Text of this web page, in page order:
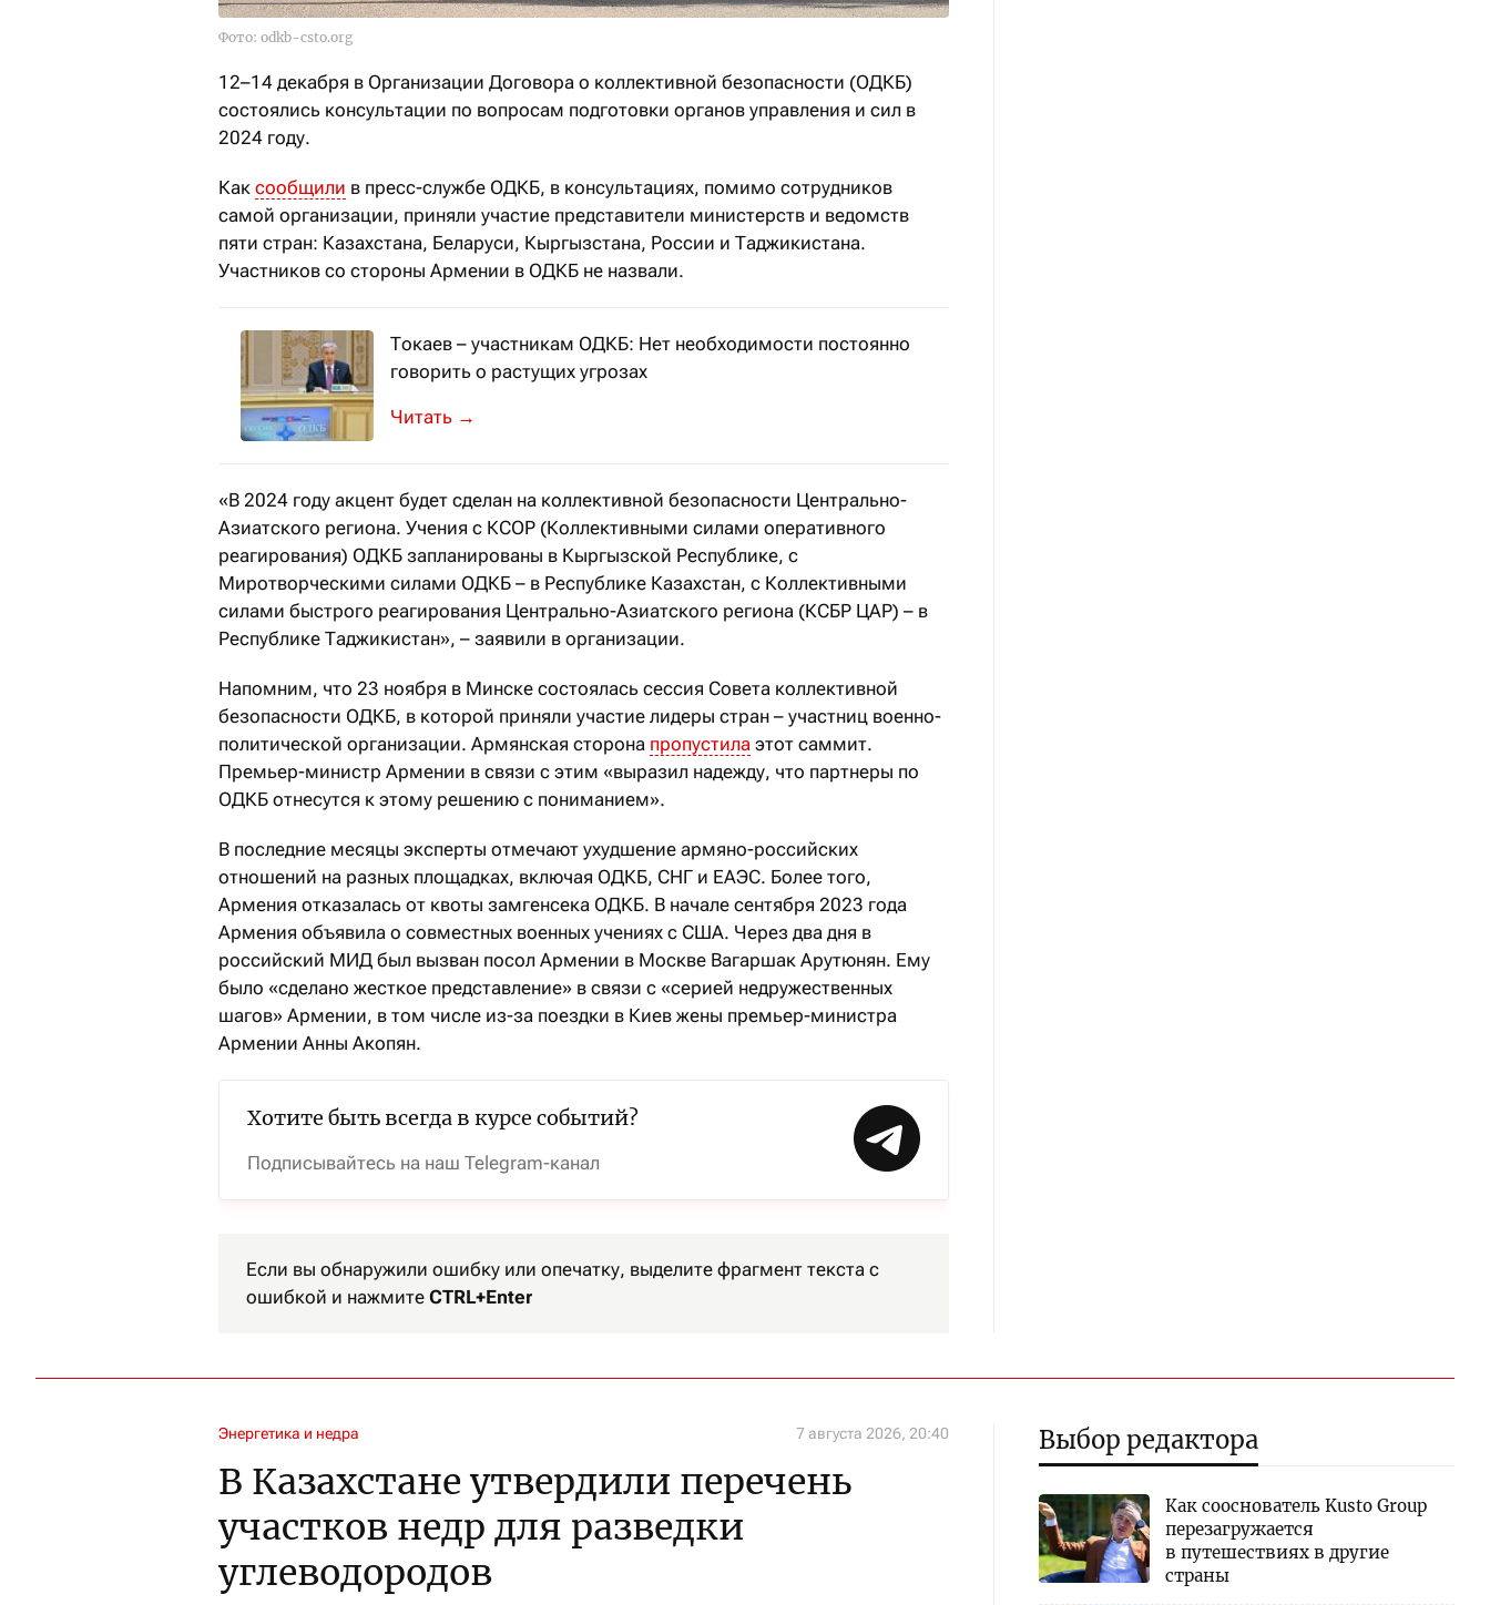
Фото: odkb-csto.org
12–14 декабря в Организации Договора о коллективной безопасности (ОДКБ)
состоялись консультации по вопросам подготовки органов управления и сил в
2024 году.
Как сообщили в пресс-службе ОДКБ, в консультациях, помимо сотрудников
самой организации, приняли участие представители министерств и ведомств
пяти стран: Казахстана, Беларуси, Кыргызстана, России и Таджикистана.
Участников со стороны Армении в ОДКБ не назвали.
Токаев – участникам ОДКБ: Нет необходимости постоянно
говорить о растущих угрозах
Президент Казахстана выступил в Минске перед главами государств-участниц ОД...
→
«В 2024 году акцент будет сделан на коллективной безопасности Центрально-
Азиатского региона. Учения с КСОР (Коллективными силами оперативного
реагирования) ОДКБ запланированы в Кыргызской Республике, с
Миротворческими силами ОДКБ – в Республике Казахстан, с Коллективными
силами быстрого реагирования Центрально-Азиатского региона (КСБР ЦАР) – в
Республике Таджикистан», – заявили в организации.
Напомним, что 23 ноября в Минске состоялась сессия Совета коллективной
безопасности ОДКБ, в которой приняли участие лидеры стран – участниц военно-
политической организации. Армянская сторона пропустила этот саммит.
Премьер-министр Армении в связи с этим «выразил надежду, что партнеры по
ОДКБ отнесутся к этому решению с пониманием».
В последние месяцы эксперты отмечают ухудшение армяно-российских
отношений на разных площадках, включая ОДКБ, СНГ и ЕАЭС. Более того,
Армения отказалась от квоты замгенсека ОДКБ. В начале сентября 2023 года
Армения объявила о совместных военных учениях с США. Через два дня в
российский МИД был вызван посол Армении в Москве Вагаршак Арутюнян. Ему
было «сделано жесткое представление» в связи с «серией недружественных
шагов» Армении, в том числе из-за поездки в Киев жены премьер-министра
Армении Анны Акопян.
Хотите быть всегда в курсе событий?
Подписывайтесь на наш Telegram-канал
Если вы обнаружили ошибку или опечатку, выделите фрагмент текста с
ошибкой и нажмите CTRL+Enter
Энергетика и недра 7 августа 2026, 20:40
В Казахстане утвердили перечень
участков недр для разведки
углеводородов
Выбор редактора
Как сооснователь Kusto Group
перезагружается
в путешествиях в другие
страны